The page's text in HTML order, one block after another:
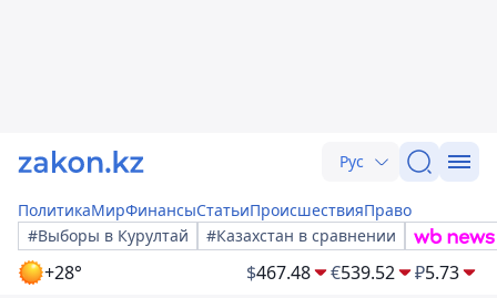
Рус
ПолитикаМирФинансыСтатьиПроисшествияПраво
#Выборы в Курултай
#Казахстан в сравнении
+28° $467.48 €539.52 ₽5.73